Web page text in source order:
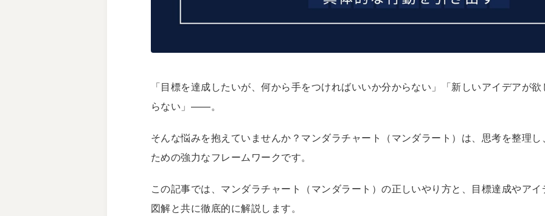
「目標を達成したいが、何から手をつければいいか分からない」「新しいアイデアが
らない」——。
そんな悩みを抱えていませんか？マンダラチャート（マンダラート）は、思考を整理
ための強力なフレームワークです。
この記事では、マンダラチャート（マンダラート）の正しいやり方と、目標達成やア
図解と共に徹底的に解説します。